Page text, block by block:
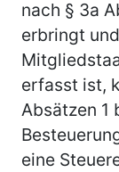
nach § 3a
erbringt
erfasst ist,
Absätzen 1
eine